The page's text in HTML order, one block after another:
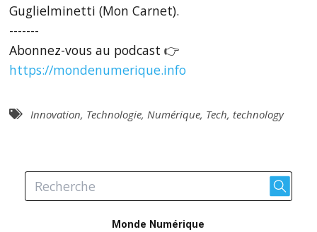
Guglielminetti (Mon Carnet).
-------
Abonnez-vous au podcast 👉
https://mondenumerique.info
Innovation, Technologie, Numérique, Tech, technology
Monde Numérique